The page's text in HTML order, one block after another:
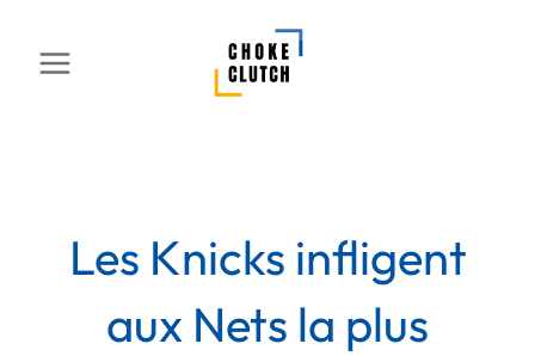
contenu
Les Knicks infligent
aux Nets la plus